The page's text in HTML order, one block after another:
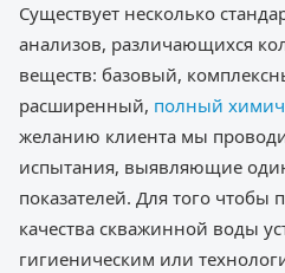
Существует несколько
анализов, различающихся
веществ: базовый,
расширенный, полный
желанию клиента мы
испытания, выявляющие
показателей. Для того чтобы
качества скважинной воды
гигиеническим или